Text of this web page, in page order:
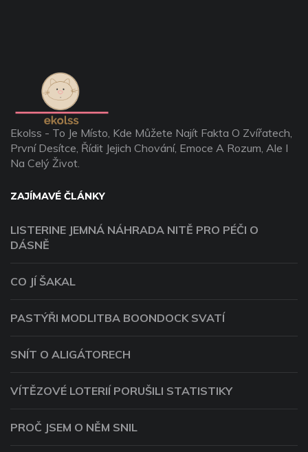
Ekolss - To Je Místo, Kde Můžete Najít Fakta O Zvířatech,
První Desítce, Řídit Jejich Chování, Emoce A Rozum, Ale I
Na Celý Život.
ZAJÍMAVÉ ČLÁNKY
LISTERINE JEMNÁ NÁHRADA NITĚ PRO PÉČI O
DÁSNĚ
CO JÍ ŠAKAL
PASTÝŘI MODLITBA BOONDOCK SVATÍ
SNÍT O ALIGÁTORECH
VÍTĚZOVÉ LOTERIÍ PORUŠILI STATISTIKY
PROČ JSEM O NĚM SNIL